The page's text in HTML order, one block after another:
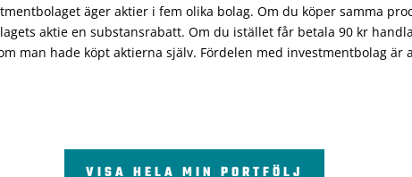
äger aktier i fem olika bolag. Om du köper samma
aktie en substansrabatt. Om du istället får betala 90 kr
man hade köpt aktierna själv. Fördelen med investmentbolag är
VISA HELA MIN PORTFÖLJ